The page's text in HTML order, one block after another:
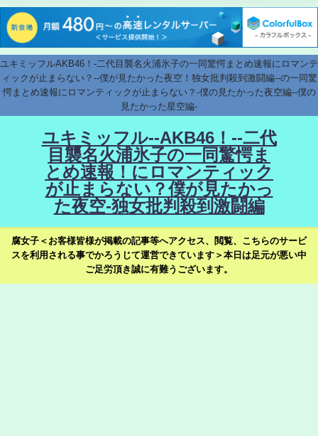
ユキミッフルAKB46！-二代目襲名火浦氷子の一同驚愕まとめ速報にロマンテ
ィックが止まらない？--僕が見たかった夜空！独女批判殺到激闘編--の一同驚
愕まとめ速報にロマンティックが止まらない？-僕の見たかった夜空編--僕の
見たかった星空編-
ユキミッフル--AKB46！--二代
目襲名火浦氷子の一同驚愕ま
とめ速報！にロマンティック
が止まらない？僕が見たかっ
た夜空-独女批判殺到激闘編
腐女子＜お客様皆様が掲載の記事等へアクセス、閲覧、こちらのサービ
スを利用される事でかろうじて運営できています＞本日は足元が悪い中
ご足労頂き誠に有難うございます。